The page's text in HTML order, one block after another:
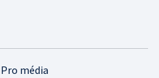
Pro média